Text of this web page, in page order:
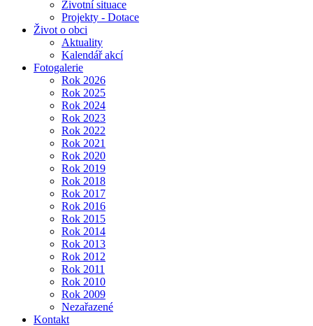
Životní situace
Projekty - Dotace
Život o obci
Aktuality
Kalendář akcí
Fotogalerie
Rok 2026
Rok 2025
Rok 2024
Rok 2023
Rok 2022
Rok 2021
Rok 2020
Rok 2019
Rok 2018
Rok 2017
Rok 2016
Rok 2015
Rok 2014
Rok 2013
Rok 2012
Rok 2011
Rok 2010
Rok 2009
Nezařazené
Kontakt